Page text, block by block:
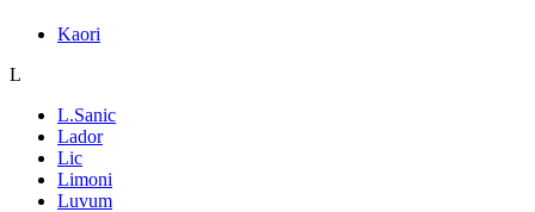
Kaori
L
L.Sanic
Lador
Lic
Limoni
Luvum